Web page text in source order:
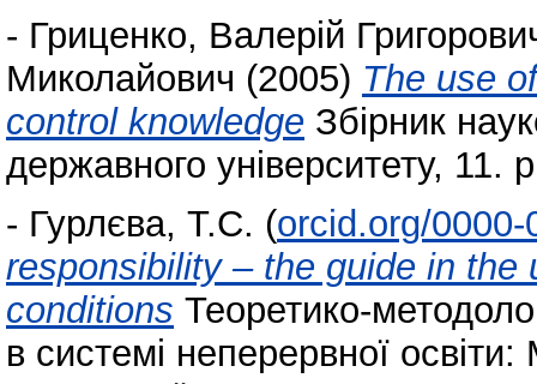
- Гриценко, Валерій
Миколайович (2005) The use
control knowledge Збірник
державного університету,
- Гурлєва, Т.С. (orcid.org/
responsibility – the guide in the
conditions Теоретико-
в системі неперервної